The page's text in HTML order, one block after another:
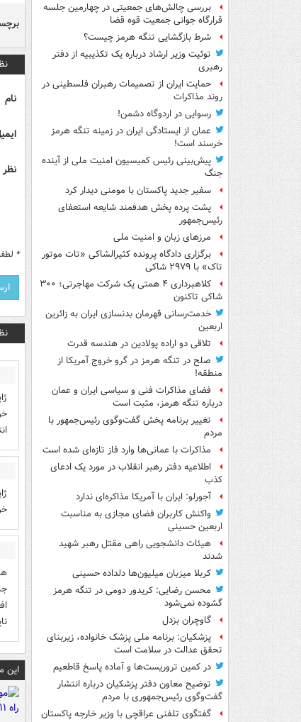
بررسی چالش‌های جمعیتی در چهارمین جلسه
قرارگاه جوانی جمعیت قوه قضا
شرط بازگشایی تنگه هرمز چیست؟
توئیت وزیر ارشاد درباره یک تکذیبیه از دفتر
رهبری
حمایت ایران از تصمیمات رهبران فلسطینی در
روند مذاکرات
رسوایی در اردوگاه دشمن!
عمان از ایستادگی ایران در زمینه تنگه هرمز
خرسند است!
پیش‌بینی رئیس کمیسیون امنیت ملی از آینده
جنگ
سفیر جدید پاکستان با مومنی دیدار کرد
پشت پرده پخش هدفمند شایعه استعفای
رئیس‌جمهور
مرزهای زبان و امنیت ملی
برگزاری دادگاه پرونده کثیرالشاکی «تات موتور
تاک» با ۲۹۷۹ شاکی
کلاهبرداری ۴ همتی یک شرکت مهاجرتی؛ ۳۰۰
شاکی تاکنون
خدمت‌رسانی قهرمان بدنسازی ایران به زائرین
اربعین
تلاقی دو اراده پولادین در هندسه قدرت
صلح در تنگه هرمز در گرو خروج آمریکا از
منطقه!
فضای مذاکرات فنی و سیاسی ایران و عمان
درباره تنگه هرمز، مثبت است
تغییر برنامه پخش گفت‌وگوی رئیس‌جمهور با
مردم
مذاکرات با عمانی‌ها وارد فاز تازه‌ای شده است
اطلاعیه دفتر رهبر انقلاب در مورد یک ادعای
کذب
آجورلو: ایران با آمریکا مذاکره‌ای ندارد
واکنش کاربران فضای مجازی به مناسبت
اربعین حسینی
هیئات دانشجویی راهی مقتل رهبر شهید
شدند
کربلا میزبان میلیون‌ها دلداده حسینی
محسن رضایی: کریدور دومی در تنگه هرمز
گشوده نمی‌شود
گاوچران بزدل
پزشکیان: برنامه ملی پزشک خانواده، زیربنای
تحقق عدالت در سلامت است
در کمین تروریست‌ها و آماده پاسخ قاطعیم
توضیح معاون دفتر پزشکیان درباره انتشار
گفت‌وگوی رئیس‌جمهوری با مردم
گفتگوی تلفنی عراقچی با وزیر خارجه پاکستان
نام
*
این